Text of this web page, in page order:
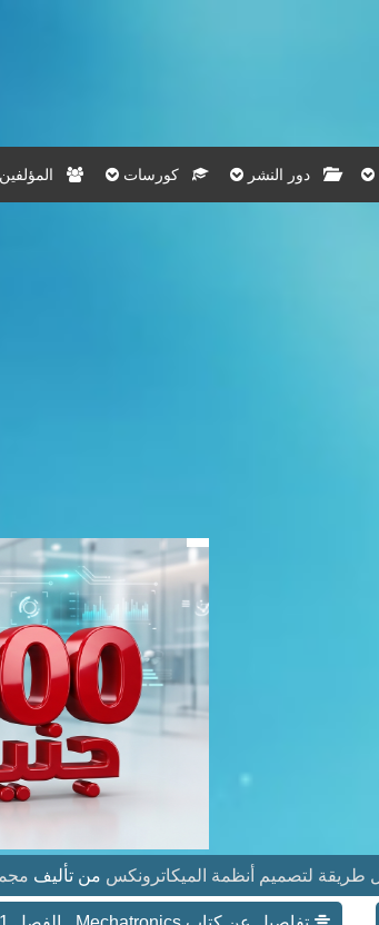
دور النشر كورسات المؤلفين
من تأليف